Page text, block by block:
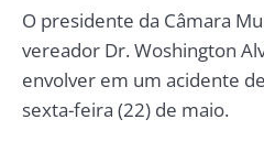
O presidente da Câmara
vereador Dr. Woshington
envolver em um acidente
sexta-feira (22) de maio.